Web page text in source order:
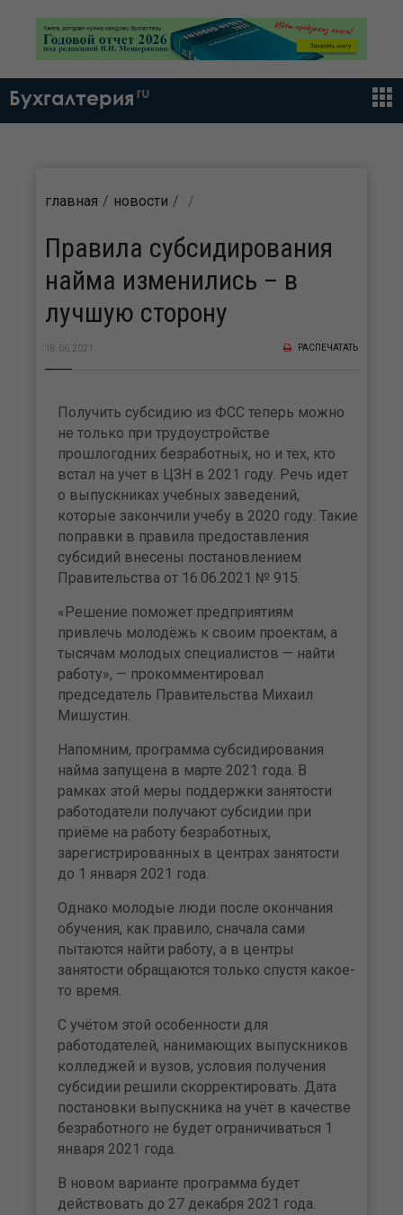
Бухгалтерия ru
главная новости
Правила субсидирования
найма изменились – в
лучшую сторону
18.06.2021 РАСПЕЧАТАТЬ
Получить субсидию из ФСС теперь можно
не только при трудоустройстве
прошлогодних безработных, но и тех, кто
встал на учет в ЦЗН в 2021 году. Речь идет
о выпускниках учебных заведений,
которые закончили учебу в 2020 году. Такие
поправки в правила предоставления
субсидий внесены постановлением
Правительства от 16.06.2021 № 915.
«Решение поможет предприятиям
привлечь молодёжь к своим проектам, а
тысячам молодых специалистов — найти
работу», — прокомментировал
председатель Правительства Михаил
Мишустин.
Напомним, программа субсидирования
найма запущена в марте 2021 года. В
рамках этой меры поддержки занятости
работодатели получают субсидии при
приёме на работу безработных,
зарегистрированных в центрах занятости
до 1 января 2021 года.
Однако молодые люди после окончания
обучения, как правило, сначала сами
пытаются найти работу, а в центры
занятости обращаются только спустя какое-
то время.
С учётом этой особенности для
работодателей, нанимающих выпускников
колледжей и вузов, условия получения
субсидии решили скорректировать. Дата
постановки выпускника на учёт в качестве
безработного не будет ограничиваться 1
января 2021 года.
В новом варианте программа будет
действовать до 27 декабря 2021 года.